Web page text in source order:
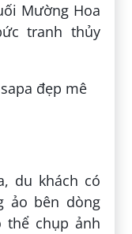
Mường Hoa
tranh thủy
du khách có
ảo bên dòng
thể chụp ảnh